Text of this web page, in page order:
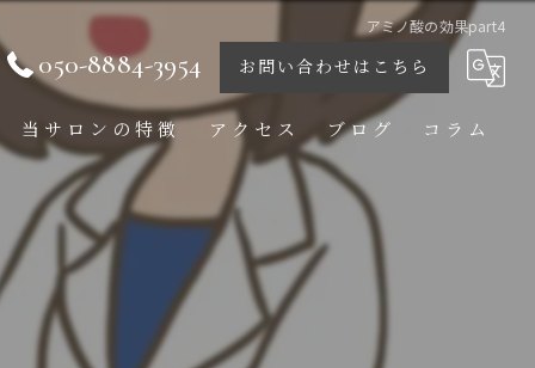
アミノ酸の効果part4
050-8884-3954 お問い合わせはこちら
当サロンの特徴
痩身
ダイエット
ボディ
アクセス ブログ コラム